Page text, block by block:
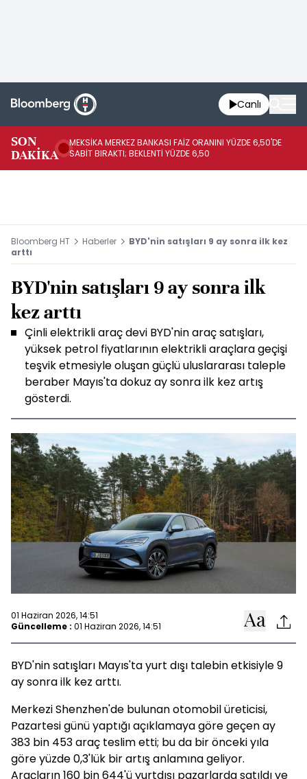
Canlı
SON
DAKİKA
MEKSİKA MERKEZ BANKASI FAİZ ORANINI YÜZDE 6,50'DE
SABİT BIRAKTI; BEKLENTİ YÜZDE 6,50
Bloomberg HT Haberler
BYD'nin satışları 9 ay sonra ilk kez
arttı
BYD'nin satışları 9 ay sonra ilk
kez arttı
Çinli elektrikli araç devi BYD'nin araç satışları,
yüksek petrol fiyatlarının elektrikli araçlara geçişi
teşvik etmesiyle oluşan güçlü uluslararası taleple
beraber Mayıs'ta dokuz ay sonra ilk kez artış
gösterdi.
01 Haziran 2026, 14:51
Güncelleme : 01 Haziran 2026, 14:51
BYD'nin satışları Mayıs'ta yurt dışı talebin etkisiyle 9
ay sonra ilk kez arttı.
Merkezi Shenzhen'de bulunan otomobil üreticisi,
Pazartesi günü yaptığı açıklamaya göre geçen ay
383 bin 453 araç teslim etti; bu da bir önceki yıla
göre yüzde 0,3'lük bir artış anlamına geliyor.
Araçların 160 bin 644'ü yurtdışı pazarlarda satıldı ve